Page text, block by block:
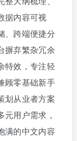
据内容可视
、跨端便捷分
摒弃繁杂冗余
特效，专注轻
顾零基础新手
划从业者方案
用户需求，
满的中文内容